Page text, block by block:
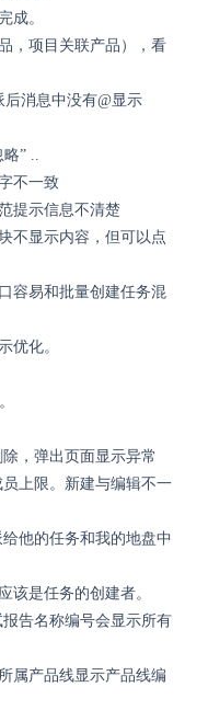
成。
，项目关联产品），看
消息中没有@显示
” ..
不一致
提示信息不清楚
不显示内容，但可以点
容易和批量创建任务混
优化。
，弹出页面显示异常
上限。新建与编辑不一
他的任务和我的地盘中
是任务的创建者。
告名称编号会显示所有
属产品线显示产品线编